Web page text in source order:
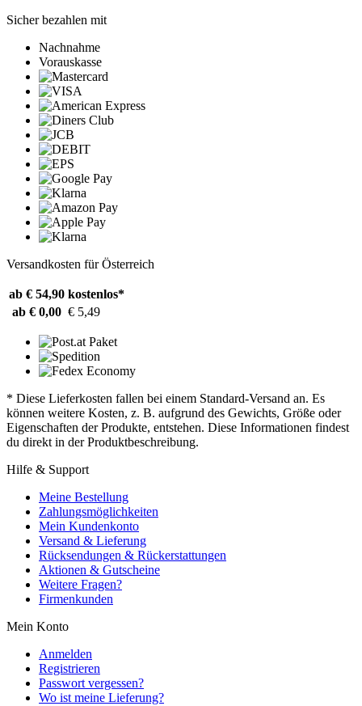
Sicher bezahlen mit
Nachnahme
Vorauskasse
Versandkosten für Österreich
ab € 54,90 kostenlos*
ab € 0,00 € 5,49
* Diese Lieferkosten fallen bei einem Standard-Versand an. Es
können weitere Kosten, z. B. aufgrund des Gewichts, Größe oder
Eigenschaften der Produkte, entstehen. Diese Informationen findest
du direkt in der Produktbeschreibung.
Hilfe & Support
Meine Bestellung
Zahlungsmöglichkeiten
Mein Kundenkonto
Versand & Lieferung
Rücksendungen & Rückerstattungen
Aktionen & Gutscheine
Weitere Fragen?
Firmenkunden
Mein Konto
Anmelden
Registrieren
Passwort vergessen?
Wo ist meine Lieferung?